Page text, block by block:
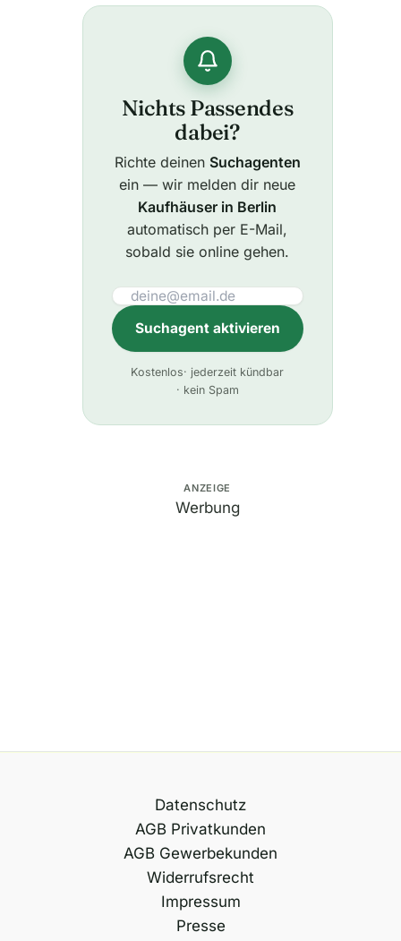
Nichts Passendes
dabei?
Richte deinen Suchagenten
ein — wir melden dir neue
Kaufhäuser in Berlin
automatisch per E-Mail,
sobald sie online gehen.
Suchagent aktivieren
l
n
a
Kostenlos· jederzeit kündbar
· kein Spam
ANZEIGE
Werbung
Datenschutz
AGB Privatkunden
AGB Gewerbekunden
Widerrufsrecht
Impressum
Presse